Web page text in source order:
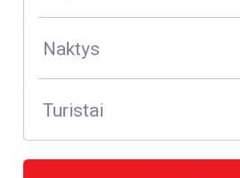
Naktys
Turistai